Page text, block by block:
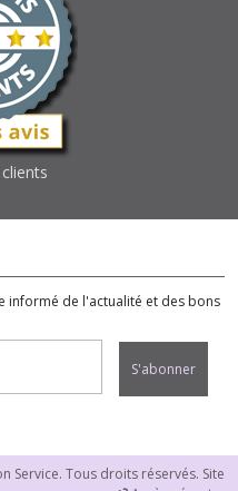
informé de l'actualité et des bons
S'abonner
Service. Tous droits réservés. Site